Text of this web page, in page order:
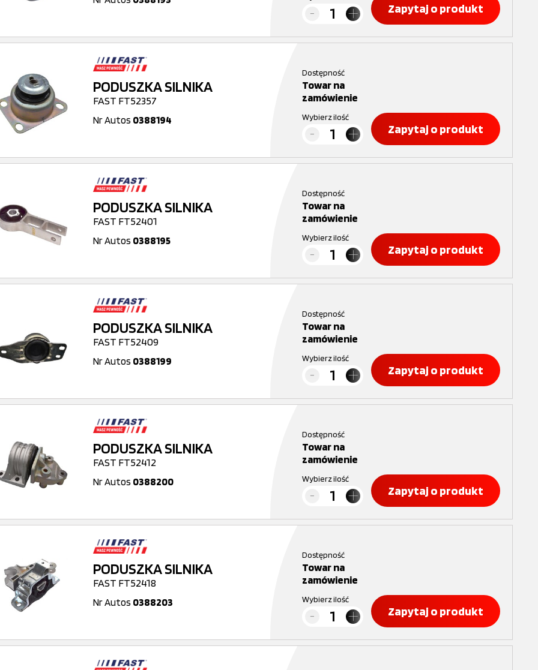
Zapytaj o produkt
PODUSZKA SILNIKA
FAST FT52357
Nr Autos 0388194
Dostępność
Towar na
zamówienie
Wybierz ilość
Zapytaj o produkt
PODUSZKA SILNIKA
FAST FT52401
Nr Autos 0388195
Dostępność
Towar na
zamówienie
Wybierz ilość
Zapytaj o produkt
PODUSZKA SILNIKA
FAST FT52409
Nr Autos 0388199
Dostępność
Towar na
zamówienie
Wybierz ilość
Zapytaj o produkt
PODUSZKA SILNIKA
FAST FT52412
Nr Autos 0388200
Dostępność
Towar na
zamówienie
Wybierz ilość
Zapytaj o produkt
PODUSZKA SILNIKA
FAST FT52418
Nr Autos 0388203
Dostępność
Towar na
zamówienie
Wybierz ilość
Zapytaj o produkt